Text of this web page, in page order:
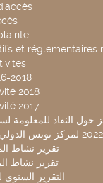
et réglementaires
2018
2018
2017
النفاذ للمعلومة لسنتي
تقرير نشاط
تقرير نشاط
التقرير السنوي